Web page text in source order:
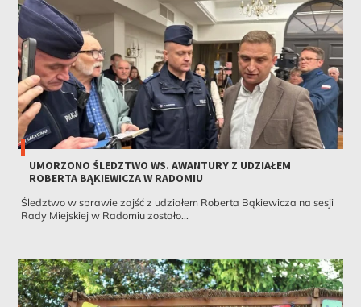
UMORZONO ŚLEDZTWO WS. AWANTURY Z UDZIAŁEM
ROBERTA BĄKIEWICZA W RADOMIU
Śledztwo w sprawie zajść z udziałem Roberta Bąkiewicza na sesji
Rady Miejskiej w Radomiu zostało...